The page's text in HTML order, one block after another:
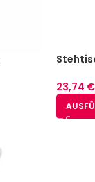
23,74 €